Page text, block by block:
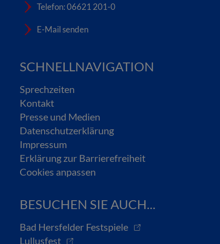
Telefon: 06621 201-0
E-Mail senden
SCHNELLNAVIGATION
Sprechzeiten
Kontakt
Presse und Medien
Datenschutzerklärung
Impressum
Erklärung zur Barrierefreiheit
Cookies anpassen
BESUCHEN SIE AUCH...
Bad Hersfelder Festspiele
Lullusfest